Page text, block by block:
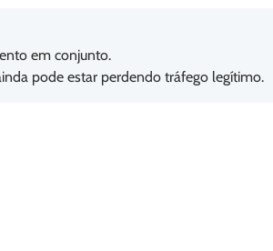
em conjunto.
pode estar perdendo tráfego legítimo.